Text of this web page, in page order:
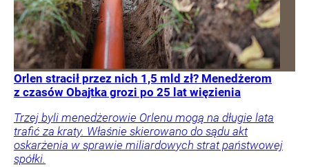
Orlen stracił przez nich 1,5 mld zł? Menedżerom
z czasów Obajtka grozi po 25 lat więzienia
Trzej byli menedżerowie Orlenu mogą na długie lata
trafić za kraty. Właśnie skierowano do sądu akt
oskarżenia w sprawie miliardowych strat państwowej
spółki.